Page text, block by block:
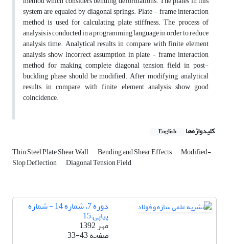
system are equaled by diagonal springs. Plate - frame interaction
method is used for calculating plate stiffness. The process of
analysis is conducted in a programming language in order to reduce
analysis time. Analytical results in compare with finite element
analysis show incorrect assumption in plate - frame interaction
method for making complete diagonal tension field in post-
buckling phase should be modified. After modifying, analytical
results in compare with finite element analysis show good
coincidence.
کلیدواژه‌ها English
Thin Steel Plate Shear Wall Bending and Shear Effects Modified-
Slop Deflection Diagonal Tension Field
دوره 7، شماره 14 - شماره
پیاپی 15
مهر 1392
صفحه33-43